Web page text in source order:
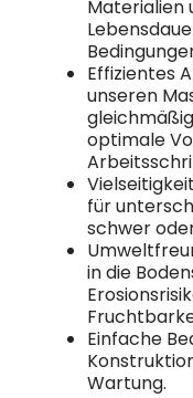
Materialien
Effizientes
unseren
optimale
für
schwer
in die
Einfache
Wartung.